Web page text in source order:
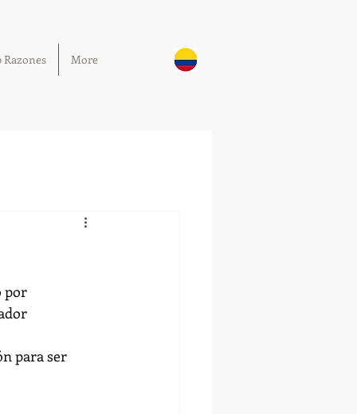
Razones More
por
para ser